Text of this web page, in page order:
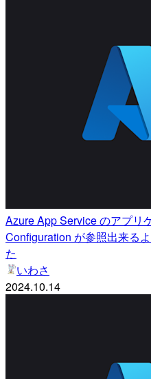
Azure App Service のアプリ
Configuration が参照出来る
た
いわさ
2024.10.14